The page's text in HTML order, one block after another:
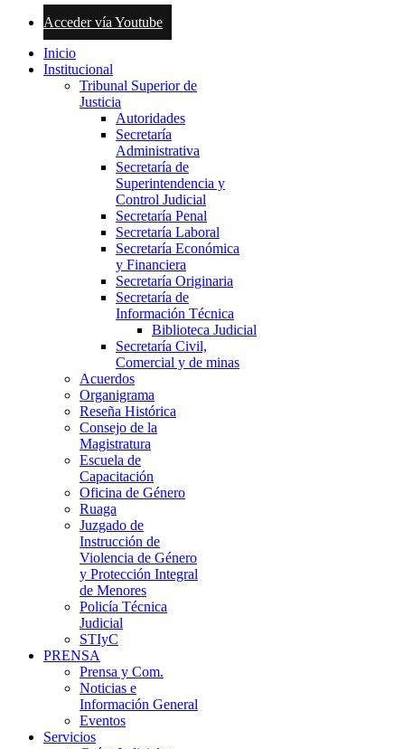
Acceder vía Youtube
Inicio
Institucional
Tribunal Superior de
Justicia
Autoridades
Secretaría
Administrativa
Secretaría de
Superintendencia y
Control Judicial
Secretaría Penal
Secretaría Laboral
Secretaría Económica
y Financiera
Secretaría Originaria
Secretaría de
Información Técnica
Biblioteca Judicial
Secretaría Civil,
Comercial y de minas
Acuerdos
Organigrama
Reseña Histórica
Consejo de la
Magistratura
Escuela de
Capacitación
Oficina de Género
Ruaga
Juzgado de
Instrucción de
Violencia de Género
y Protección Integral
de Menores
Policía Técnica
Judicial
STIyC
PRENSA
Prensa y Com.
Noticias e
Información General
Eventos
Servicios